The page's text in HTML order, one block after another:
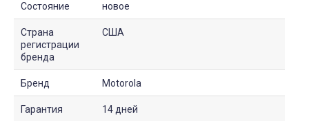
Состояние новое
Страна
регистрации
бренда
США
Бренд Motorola
Гарантия 14 дней